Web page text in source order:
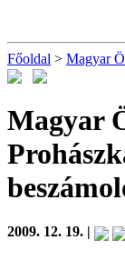
Főoldal > Magyar
Magyar
2009. 12. 19. |